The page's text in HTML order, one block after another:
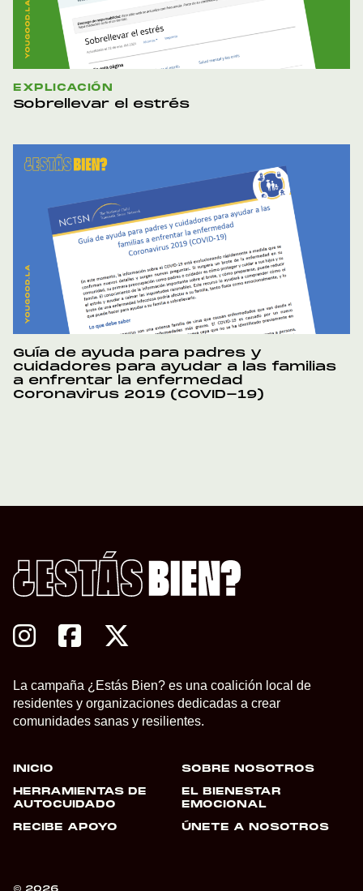
EXPLICACIÓN
Sobrellevar el estrés
Guía de ayuda para padres y
cuidadores para ayudar a las familias
a enfrentar la enfermedad
Coronavirus 2019 (COVID-19)
La campaña ¿Estás Bien? es una coalición local de
residentes y organizaciones dedicadas a crear
comunidades sanas y resilientes.
INICIO
SOBRE NOSOTROS
HERRAMIENTAS DE
AUTOCUIDADO
EL BIENESTAR
EMOCIONAL
RECIBE APOYO
ÚNETE A NOSOTROS